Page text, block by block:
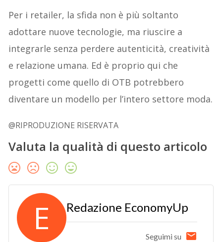
Per i retailer, la sfida non è più soltanto
adottare nuove tecnologie, ma riuscire a
integrarle senza perdere autenticità, creatività
e relazione umana. Ed è proprio qui che
progetti come quello di OTB potrebbero
diventare un modello per l’intero settore moda.
@RIPRODUZIONE RISERVATA
Valuta la qualità di questo articolo
E Redazione EconomyUp
Seguimi su